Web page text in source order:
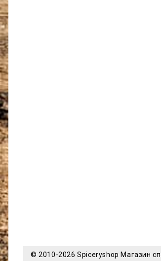
© 2010-2026 Spiceryshop Магазин